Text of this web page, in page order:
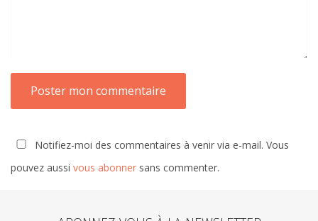
Notifiez-moi des commentaires à venir via e-mail. Vous
pouvez aussi vous abonner sans commenter.